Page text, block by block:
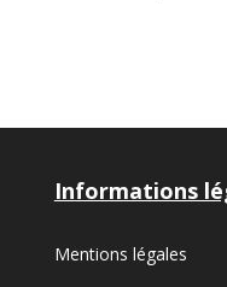
Informations
Mentions légales